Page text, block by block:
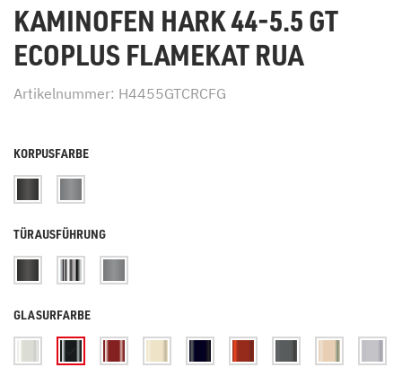
KAMINOFEN HARK 44-5.5 GT
ECOPLUS FLAMEKAT RUA
Artikelnummer: H4455GTCRCFG
KORPUSFARBE
TÜRAUSFÜHRUNG
GLASURFARBE